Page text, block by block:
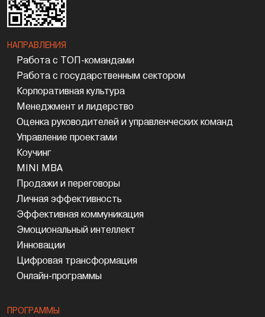
НАПРАВЛЕНИЯ
Работа с ТОП-командами
Работа с государственным сектором
Корпоративная культура
Менеджмент и лидерство
Оценка руководителей и управленческих команд
Управление проектами
Коучинг
MINI MBA
Продажи и переговоры
Личная эффективность
Эффективная коммуникация
Эмоциональный интеллект
Инновации
Цифровая трансформация
Онлайн-программы
ПРОГРАММЫ